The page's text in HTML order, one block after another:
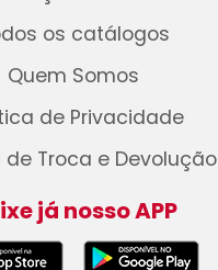
os catálogos
Quem Somos
de Privacidade
de Troca e Devolução
já nosso APP